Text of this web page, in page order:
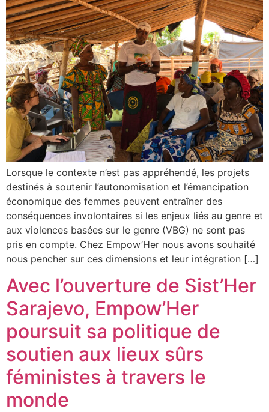
Lorsque le contexte n’est pas appréhendé, les projets
destinés à soutenir l’autonomisation et l’émancipation
économique des femmes peuvent entraîner des
conséquences involontaires si les enjeux liés au genre et
aux violences basées sur le genre (VBG) ne sont pas
pris en compte. Chez Empow’Her nous avons souhaité
nous pencher sur ces dimensions et leur intégration […]
Avec l’ouverture de Sist’Her
Sarajevo, Empow’Her
poursuit sa politique de
soutien aux lieux sûrs
féministes à travers le
monde